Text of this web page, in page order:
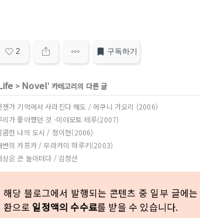
2 구독하기
> Novel' 카테고리의 다른 글
젠가 기억에서 사라진다 해도 / 에쿠니 가오리 (2006)
리가 좋아했던 것 -미야모토 테루(2007)
콤한 나의 도시 / 정이현(2006)
변의 카프카 / 무라카미 하루키(2003)
상은 큰 놀이터다 / 김정산
해당 블로그에서 발행되는 콘텐츠 중 일부 글에는
환으로 일정액의 수수료를 받을 수 있습니다.